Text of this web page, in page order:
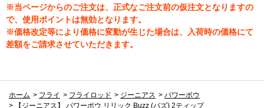
※当ページからのご注文は、正式なご注文前の仮注文となりますの
で、使用ポイントは無効となります。
※価格改定等により価格に変動が生じた場合は、入荷時の価格にて
差額をご請求させていただきます。
ホーム > フライ > フライロッド > ジーニアス > パワーボウ
>
【ジーニアス】 パワーボウ リリック Buzz (バズ) 2ティップ